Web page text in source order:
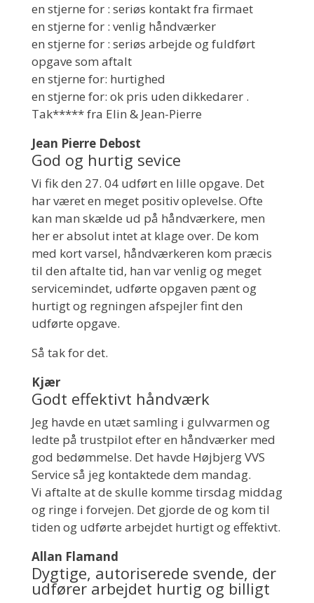
en stjerne for : seriøs kontakt fra firmaet
en stjerne for : venlig håndværker
en stjerne for : seriøs arbejde og fuldført
opgave som aftalt
en stjerne for: hurtighed
en stjerne for: ok pris uden dikkedarer .
Tak***** fra Elin & Jean-Pierre
Jean Pierre Debost
God og hurtig sevice
Vi fik den 27. 04 udført en lille opgave. Det
har været en meget positiv oplevelse. Ofte
kan man skælde ud på håndværkere, men
her er absolut intet at klage over. De kom
med kort varsel, håndværkeren kom præcis
til den aftalte tid, han var venlig og meget
servicemindet, udførte opgaven pænt og
hurtigt og regningen afspejler fint den
udførte opgave.
Så tak for det.
Kjær
Godt effektivt håndværk
Jeg havde en utæt samling i gulvvarmen og
ledte på trustpilot efter en håndværker med
god bedømmelse. Det havde Højbjerg VVS
Service så jeg kontaktede dem mandag.
Vi aftalte at de skulle komme tirsdag middag
og ringe i forvejen. Det gjorde de og kom til
tiden og udførte arbejdet hurtigt og effektivt.
Allan Flamand
Dygtige, autoriserede svende, der
udfører arbejdet hurtig og billigt